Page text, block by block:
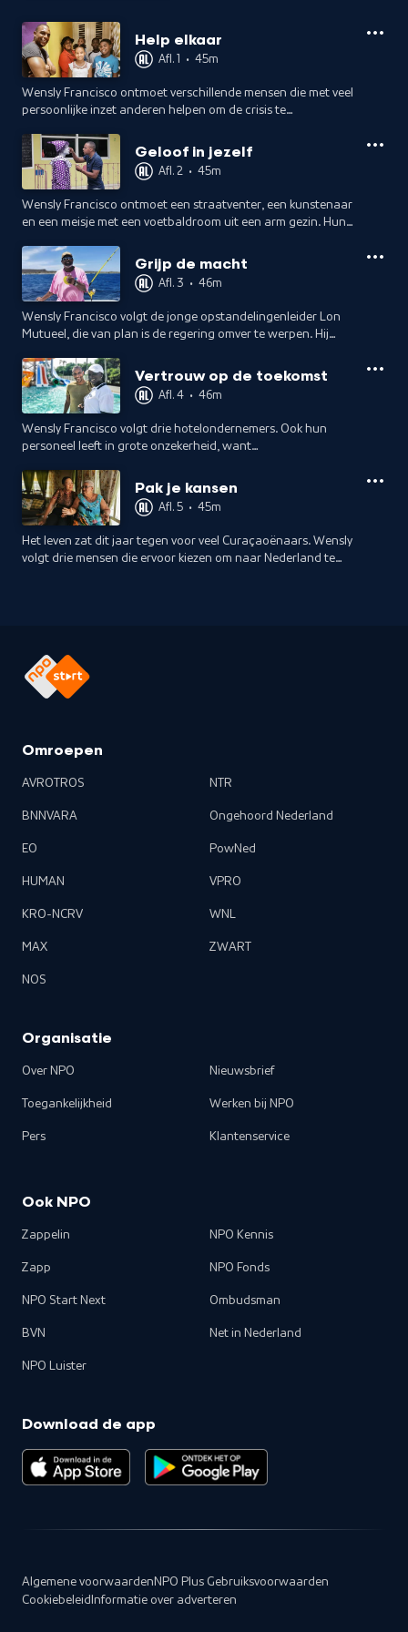
Help elkaar
Afl. 1 • 45m
Wensly Francisco ontmoet verschillende mensen die met veel
persoonlijke inzet anderen helpen om de crisis te
Geloof in jezelf
Afl. 2 • 45m
Wensly Francisco ontmoet een straatventer, een kunstenaar
en een meisje met een voetbaldroom uit een arm gezin. Hun
verrassingen in petto.Grijp de macht
Afl. 3 • 46m
Wensly Francisco volgt de jonge opstandelingenleider Lon
Mutueel, die van plan is de regering omver te werpen. Hij
politicus Miles Mercera.Vertrouw op de toekomst
Afl. 4 • 46m
Wensly Francisco volgt drie hotelondernemers. Ook hun
personeel leeft in grote onzekerheid, want
zit, heb je niets om op terug te vallen.
Pak je kansen
Afl. 5 • 45m
Het leven zat dit jaar tegen voor veel Curaçaoënaars. Wensly
volgt drie mensen die ervoor kiezen om naar Nederland te
Omroepen
AVROTROS
BNNVARA
EO
HUMAN
KRO-NCRV
MAX
NOS
NTR
Ongehoord Nederland
PowNed
VPRO
WNL
ZWART
Organisatie
Over NPO
Toegankelijkheid
Pers
Nieuwsbrief
Werken bij NPO
Klantenservice
Ook NPO
Zappelin
Zapp
NPO Start Next
BVN
NPO Luister
NPO Kennis
NPO Fonds
Ombudsman
Net in Nederland
Download de app
Algemene voorwaarden NPO Plus Gebruiksvoorwaarden
Cookiebeleid Informatie over adverteren